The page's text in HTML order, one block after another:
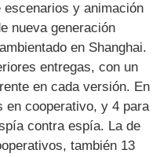
y animación
nueva generación
en Shanghai.
entregas, con un
en cada versión. En
en cooperativo, y 4 para
contra espía. La de
también 13